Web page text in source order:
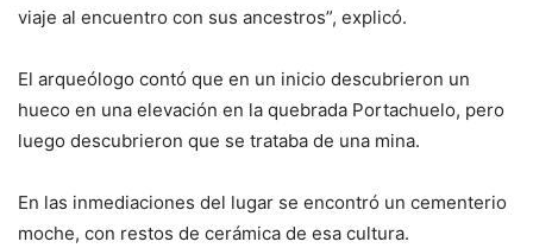
viaje al encuentro con sus ancestros”, explicó.
El arqueólogo contó que en un inicio descubrieron un
hueco en una elevación en la quebrada Portachuelo, pero
luego descubrieron que se trataba de una mina.
En las inmediaciones del lugar se encontró un cementerio
moche, con restos de cerámica de esa cultura.